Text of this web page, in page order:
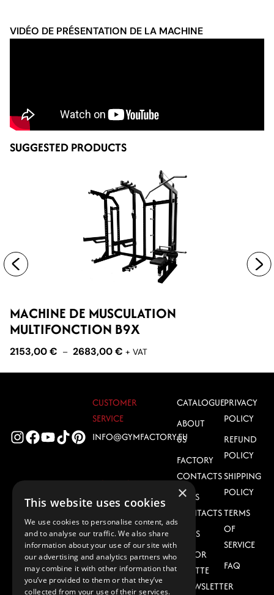
VIDÉO DE PRÉSENTATION DE LA MACHINE
SUGGESTED PRODUCTS
MACHINE DE MUSCULATION
MULTIFONCTION B9X
2153,00€ – 2683,00€ + VAT
CATALOGUE
ABOUT
US
FACTORY
CONTACTS
SALES
CONTACTS
NEWS
COLOR
PALETTE
CUSTOMER
SERVICE
INFO@GYMFACTORY.EU
DOWNLOAD
CATALOG
GF EQUIPMENT
CATALOG 2026
(PDF)
PRIVACY
POLICY
REFUND
POLICY
SHIPPING
POLICY
TERMS
OF
SERVICE
FAQ
JOIN OUR NEWSLETTER
×
This website uses cookies
We use cookies to personalise content, ads
and to analyse our traffic. We also share
information about your use of our site with
our advertising and analytics partners who
may combine it with other information that
you’ve provided to them or that they’ve
collected from your use of their services.